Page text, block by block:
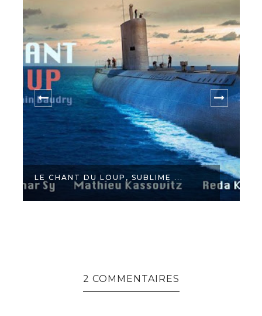
LE CHANT DU LOUP, SUBLIME ...
2 COMMENTAIRES